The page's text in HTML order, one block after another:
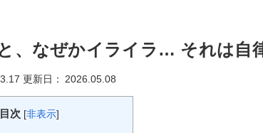
、なぜかイライラ… それは自
更新日： 2026.05.08
目次 [非表示]